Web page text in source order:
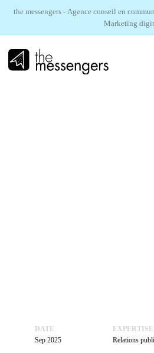
the messengers - Agence conseil en
Marketing
DATE
Sep 2025
EXPERTISE
Relations